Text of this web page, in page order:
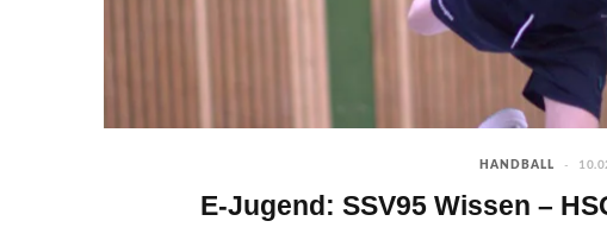
HANDBALL
E-Jugend: SSV95 Wissen –